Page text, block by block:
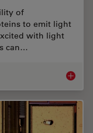
of
to emit light
with light
can…
A